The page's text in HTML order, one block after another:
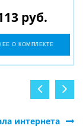
руб.
О КОМПЛЕКТЕ
интернета